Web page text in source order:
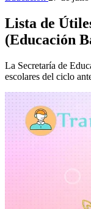
Lista de
(Educación
La Secretaría de
escolares del ciclo